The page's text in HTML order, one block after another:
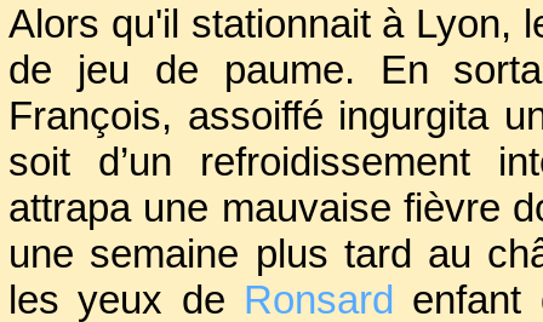
Henri (futur Henri II).
1530.
A la fin du mois
Sforza, dernier duc
Il décida de prendre
tête des troupes le
Alors qu'il stationnait à Lyon,
de jeu de paume. En
François, assoiffé ingurgita
soit d’un refroidissement
attrapa une mauvaise fièvre
une semaine plus tard au
les yeux de Ronsard enfant